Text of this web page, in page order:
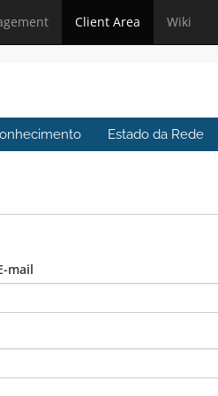
Client Area Wiki
Estado da Rede
mail